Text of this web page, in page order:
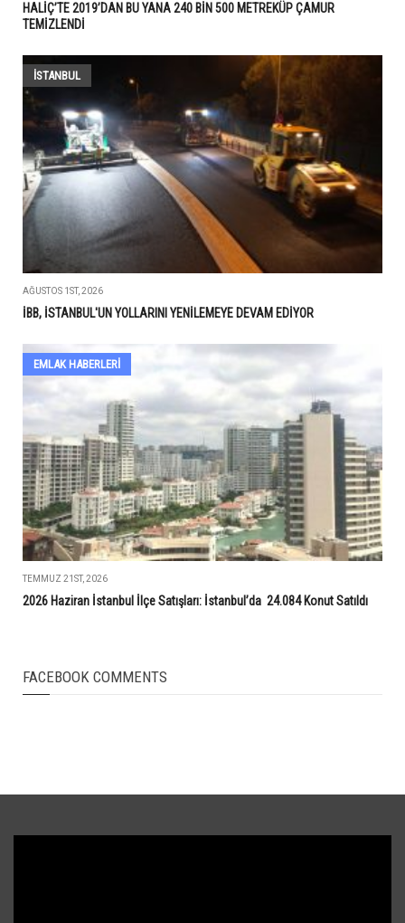
HALİÇ’TE 2019’DAN BU YANA 240 BİN 500 METREKÜP ÇAMUR
TEMİZLENDİ
İSTANBUL
AĞUSTOS 1ST, 2026
İBB, İSTANBUL'UN YOLLARINI YENİLEMEYE DEVAM EDİYOR
EMLAK HABERLERI
TEMMUZ 21ST, 2026
2026 Haziran İstanbul İlçe Satışları: İstanbul’da 24.084 Konut Satıldı
FACEBOOK COMMENTS